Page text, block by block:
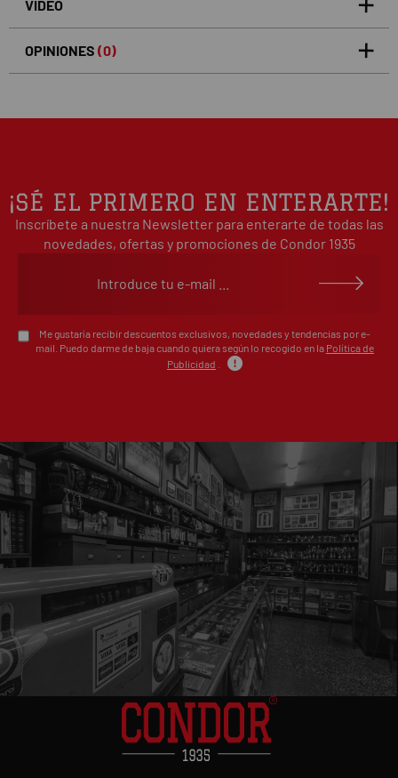
VÍDEO
OPINIONES (0)
5
4
0%
estrellas
0%
1
estrellas 0%
¡SÉ EL PRIMERO EN ENTERARTE!
Inscríbete a nuestra Newsletter para enterarte de todas las
novedades, ofertas y promociones de Condor 1935
Me gustaría recibir descuentos exclusivos, novedades y tendencias por e-
mail. Puedo darme de baja cuando quiera según lo recogido en la Política de
Publicidad